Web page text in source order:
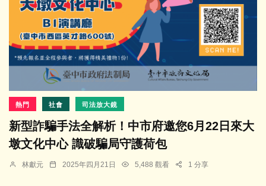
熱門 社會 司法放大鏡
新型詐騙手法全解析！中市府邀您6月22日來大
墩文化中心 識破騙局守護荷包
林獻元 2025年四月21日 5,488 觀看 1 分享